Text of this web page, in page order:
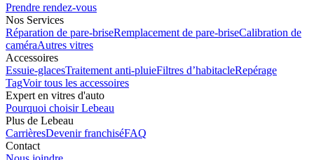
Prendre rendez-vous
Nos Services
Réparation de pare-briseRemplacement de pare-briseCalibration de
caméraAutres vitres
Accessoires
Essuie-glacesTraitement anti-pluieFiltres d’habitacleRepérage
TagVoir tous les accessoires
Expert en vitres d'auto
Pourquoi choisir Lebeau
Plus de Lebeau
CarrièresDevenir franchiséFAQ
Contact